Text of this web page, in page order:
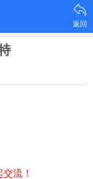
返回
流！